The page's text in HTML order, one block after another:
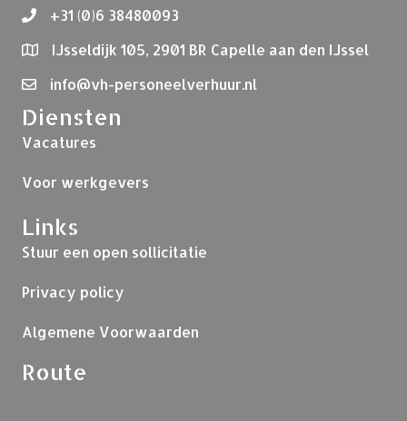
+31 (0)6 38480093
IJsseldijk 105, 2901 BR Capelle aan den IJssel
info@vh-personeelverhuur.nl
Diensten
Vacatures
Voor werkgevers
Links
Stuur een open sollicitatie
Privacy policy
Algemene Voorwaarden
Route